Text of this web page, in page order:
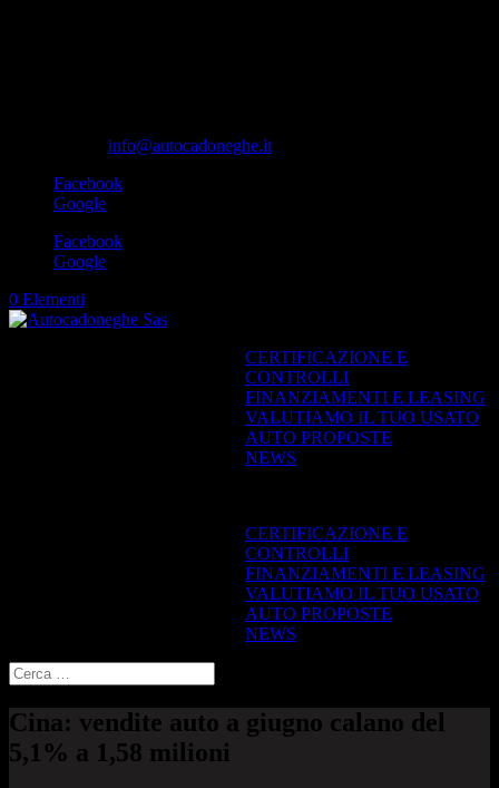
info@autocadoneghe.it
Facebook
Google
Facebook
Google
0 Elementi
CERTIFICAZIONE E
CONTROLLI
FINANZIAMENTI E LEASING
VALUTIAMO IL TUO USATO
AUTO PROPOSTE
NEWS
CERTIFICAZIONE E
CONTROLLI
FINANZIAMENTI E LEASING
VALUTIAMO IL TUO USATO
AUTO PROPOSTE
NEWS
Cina: vendite auto a giugno calano del
5,1% a 1,58 milioni